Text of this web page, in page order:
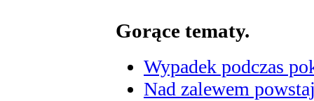
Gorące tematy.
Wypadek podczas
Nad zalewem